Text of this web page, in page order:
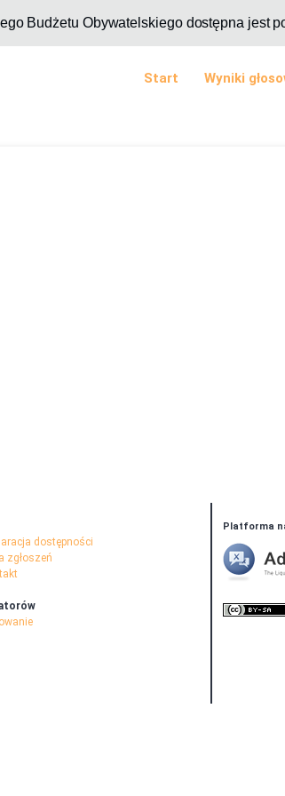
Budżetu Obywatelskiego dostępna jest
Start Wyniki
dostępności
zgłoszeń
Platforma